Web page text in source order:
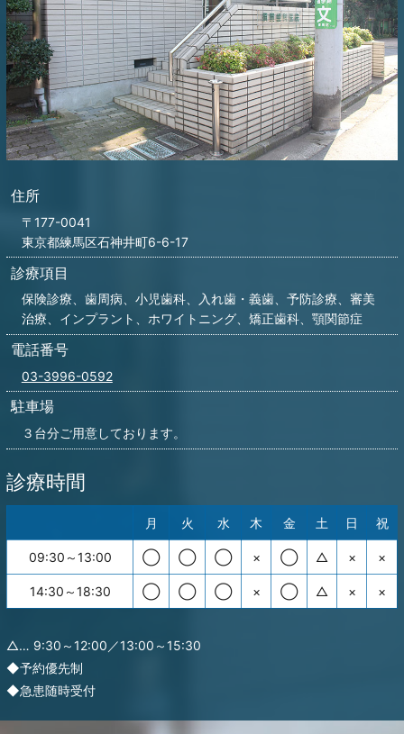
住所
〒177-0041
東京都練馬区石神井町6-6-17
診療項目
保険診療、歯周病、小児歯科、入れ歯・義歯、予防診療、審美
治療、インプラント、ホワイトニング、矯正歯科、顎関節症
電話番号
03-3996-0592
駐車場
３台分ご用意しております。
診療時間
月 火 水 木 金 土 日 祝
09:30～13:00 ◯ ◯ ◯ × ◯ △ × ×
14:30～18:30 ◯ ◯ ◯ × ◯ △ × ×
△… 9:30～12:00／13:00～15:30
◆予約優先制
◆急患随時受付